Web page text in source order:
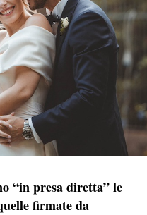
“in presa diretta” le
firmate da